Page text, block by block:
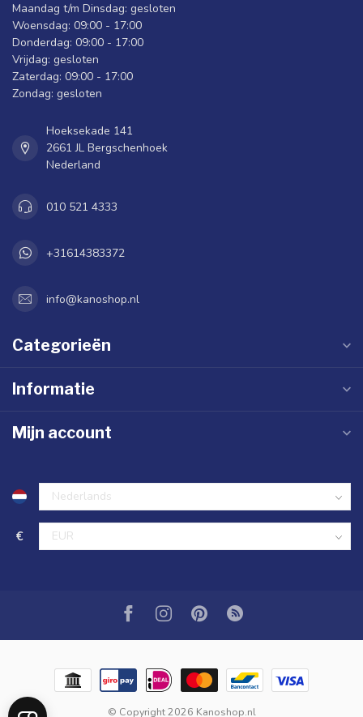
Maandag t/m Dinsdag: gesloten
Woensdag: 09:00 - 17:00
Donderdag: 09:00 - 17:00
Vrijdag: gesloten
Zaterdag: 09:00 - 17:00
Zondag: gesloten
Hoeksekade 141
2661 JL Bergschenhoek
Nederland
010 521 4333
+31614383372
info@kanoshop.nl
Categorieën
Informatie
Mijn account
€
© Copyright 2026 Kanoshop.nl